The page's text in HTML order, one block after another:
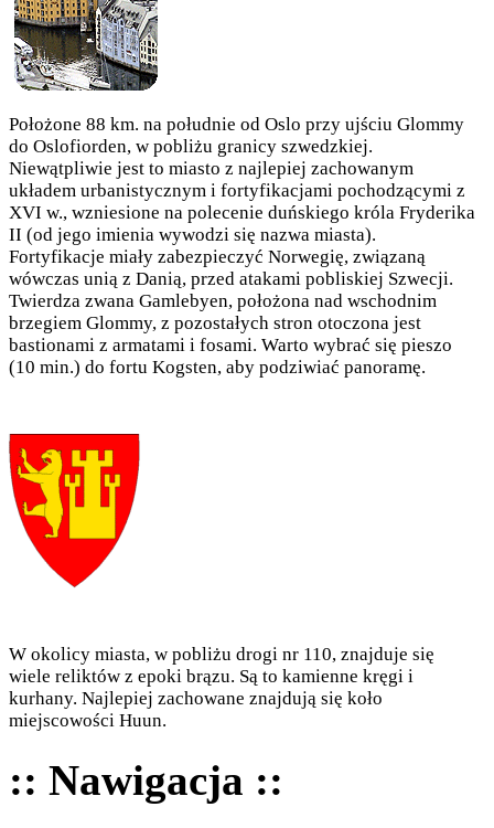
Położone 88 km. na południe od Oslo przy ujściu Glommy
do Oslofiorden, w pobliżu granicy szwedzkiej.
Niewątpliwie jest to miasto z najlepiej zachowanym
układem urbanistycznym i fortyfikacjami pochodzącymi z
XVI w., wzniesione na polecenie duńskiego króla Fryderika
II (od jego imienia wywodzi się nazwa miasta).
Fortyfikacje miały zabezpieczyć Norwegię, związaną
wówczas unią z Danią, przed atakami pobliskiej Szwecji.
Twierdza zwana Gamlebyen, położona nad wschodnim
brzegiem Glommy, z pozostałych stron otoczona jest
bastionami z armatami i fosami. Warto wybrać się pieszo
(10 min.) do fortu Kogsten, aby podziwiać panoramę.
W okolicy miasta, w pobliżu drogi nr 110, znajduje się
wiele reliktów z epoki brązu. Są to kamienne kręgi i
kurhany. Najlepiej zachowane znajdują się koło
miejscowości Huun.
:: Nawigacja ::